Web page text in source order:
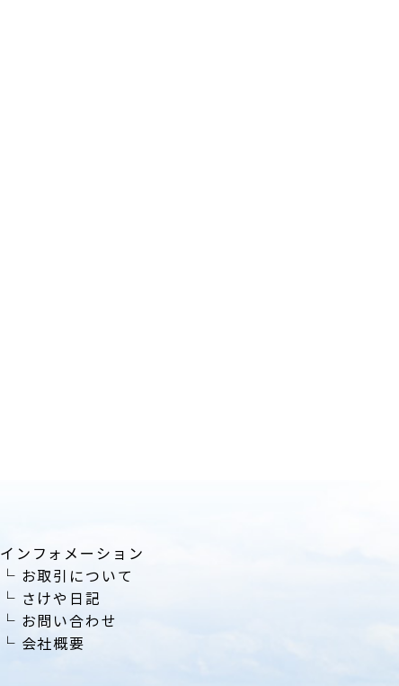
インフォメーション
└ お取引について
└ さけや日記
└ お問い合わせ
└ 会社概要